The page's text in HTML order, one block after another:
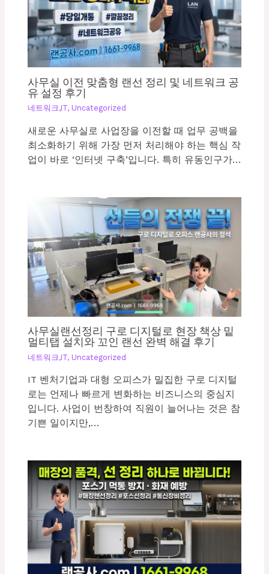
사무실 이전 맞춤형 랜선 정리 및 네트워크 공
유 설정 후기
네트워크,IT, Uncategorized
새로운 사무실로 사업장을 이전할 때 업무 공백을
최소화하기 위해 가장 먼저 처리해야 하는 핵심 작
업이 바로 ‘인터넷 구축’입니다. 특히 유동인구가…
사무실랜선정리 구로 디지털로 현장 책상 밑
멀티탭 설치와 꼬인 랜선 완벽 해결 후기
네트워크,IT, Uncategorized
IT 벤처기업과 대형 오피스가 밀집한 구로 디지털
로는 언제나 빠르게 변화하는 비즈니스의 중심지
입니다. 사업이 번창하여 직원이 늘어나는 것은 참
기쁜 일이지만,…